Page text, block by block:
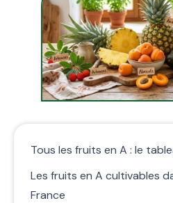
Tous les fruits en A : le
Les fruits en A cultivables
France